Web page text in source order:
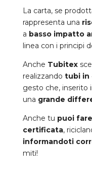
La carta, se
rappresenta una
a basso impatto
linea con i principi
Anche Tubitex
realizzando tubi in
gesto che, inserito
una grande
Anche tu puoi
certificata,
informandoti
miti!